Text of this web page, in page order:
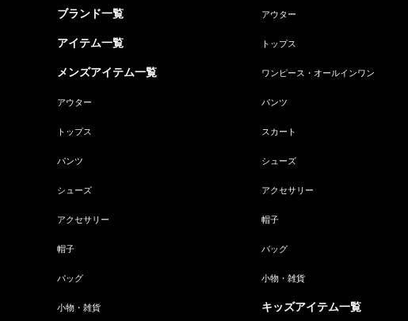
ブランド一覧
アイテム一覧
メンズアイテム一覧
アウター
トップス
パンツ
シューズ
アクセサリー
帽子
バッグ
小物・雑貨
アウター
トップス
ワンピース・オールインワン
パンツ
スカート
シューズ
アクセサリー
帽子
バッグ
小物・雑貨
キッズアイテム一覧